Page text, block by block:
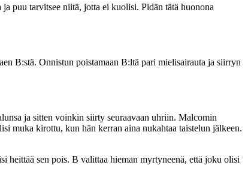
puu tarvitsee niitä, jotta ei kuolisi. Pidän tätä huonona
B:stä. Onnistun poistamaan B:ltä pari mielisairauta ja siirryn
ja sitten voinkin siirty seuraavaan uhriin. Malcomin
muka kirottu, kun hän kerran aina nukahtaa taistelun jälkeen.
heittää sen pois. B valittaa hieman myrtyneenä, että joku olisi